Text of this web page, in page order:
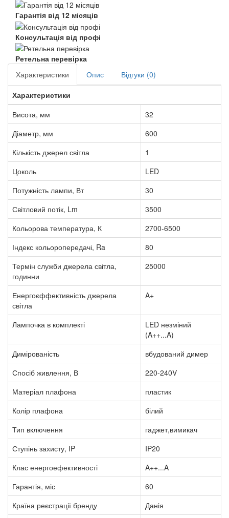
Гарантія від 12 місяців
Консультація від профі
Ретельна перевірка
Характеристики
Опис
Відгуки (0)
Характеристики
Висота, мм
32
Діаметр, мм
600
Кількість джерел світла
1
Цоколь
LED
Потужність лампи, Вт
30
Світловий потік, Lm
3500
Кольорова температура, К
2700-6500
Індекс кольоропередачі, Ra
80
Термін служби джерела світла,
годинни
25000
Енергоєффективність джерела
світла
A+
Лампочка в комплекті
LED незміний
(A++...A)
Димірованість
вбудований димер
Спосіб живлення, В
220-240V
Матеріал плафона
пластик
Колір плафона
білий
Тип включення
гаджет,вимикач
Ступінь захисту, IP
IP20
Клас енергоефективності
A++...A
Гарантія, міс
60
Країна реєстрації бренду
Данія